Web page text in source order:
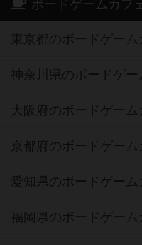
ボードゲームカフ
東京都のボードゲーム
神奈川県のボードゲー
大阪府のボードゲーム
京都府のボードゲーム
愛知県のボードゲーム
福岡県のボードゲーム